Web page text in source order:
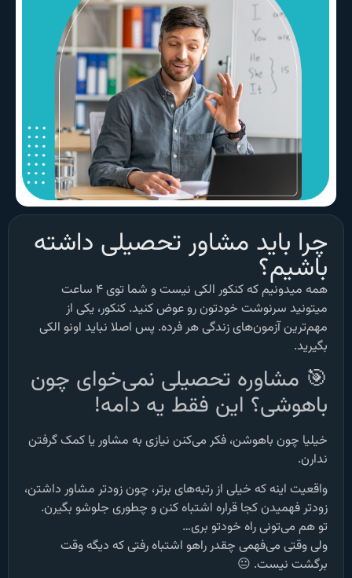
چرا باید مشاور تحصیلی داشته
باشیم؟
همه میدونیم که کنکور الکی نیست و شما توی ۴ ساعت
میتونید سرنوشت خودتون رو عوض کنید. کنکور، یکی از
مهم‌ترین آزمون‌های زندگی هر فرده. پس اصلا نباید اونو الکی
بگیرید.
🎯 مشاوره تحصیلی نمی‌خوای چون
باهوشی؟ این فقط یه دامه!
خیلیا چون باهوشن، فکر می‌کنن نیازی به مشاور یا کمک گرفتن
ندارن.
واقعیت اینه که خیلی از رتبه‌های برتر، چون زودتر مشاور داشتن،
زودتر فهمیدن کجا قراره اشتباه کنن و چطوری جلوشو بگیرن.
تو هم می‌تونی راه خودتو بری…
ولی وقتی می‌فهمی چقدر راهو اشتباه رفتی که دیگه وقت
برگشت نیست. 😐